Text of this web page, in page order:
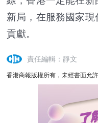
新局，在服務國家
貢獻。
責任編輯：靜文
香港商報版權所有，未經書面允許